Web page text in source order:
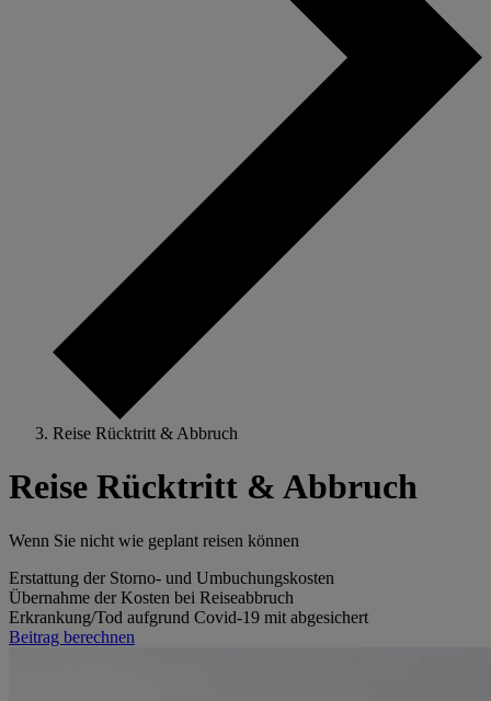
Reise Rücktritt & Abbruch
Reise Rücktritt & Abbruch
Wenn Sie nicht wie geplant reisen können
Erstattung der Storno- und Umbuchungskosten
Übernahme der Kosten bei Reiseabbruch
Erkrankung/Tod aufgrund Covid-19 mit abgesichert
Beitrag berechnen